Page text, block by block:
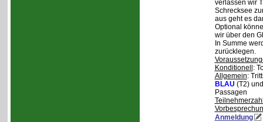
verlassen wir
Schrecksee
aus geht es
Optional
wir über den
In Summe
zurücklegen.
Konditionell :
Allgemein:
BLAU (T2)
Passagen
Anmeldung